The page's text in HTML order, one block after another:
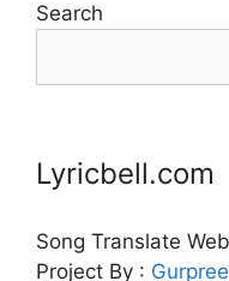
Search
Lyricbell.com
Song Translate
Project By :